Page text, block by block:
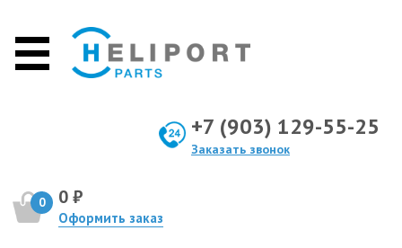
+7 (903) 129-55-25
Заказать звонок
0 0 ₽
Оформить заказ